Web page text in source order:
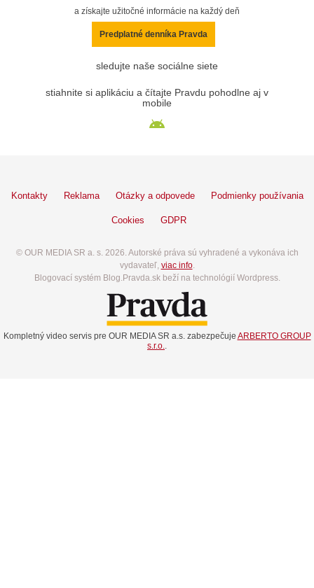
a získajte užitočné informácie na každý deň
Predplatné denníka Pravda
sledujte naše sociálne siete
stiahnite si aplikáciu a čítajte Pravdu pohodlne aj v
mobile
Kontakty Reklama Otázky a odpovede Podmienky používania
Cookies GDPR
© OUR MEDIA SR a. s. 2026. Autorské práva sú vyhradené a vykonáva ich
vydavateľ, viac info.
Blogovací systém Blog.Pravda.sk beží na technológií Wordpress.
Kompletný video servis pre OUR MEDIA SR a.s. zabezpečuje ARBERTO GROUP
s.r.o..